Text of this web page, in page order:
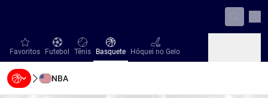
favorites
Favoritos Futebol
Futebol Tênis
Tênis Basquete
Basquete Hóquei no Gelo
Hóquei no Gelo
Beisebol
Beisebol
NBA